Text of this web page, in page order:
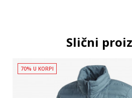
Slični
70% U KORPI